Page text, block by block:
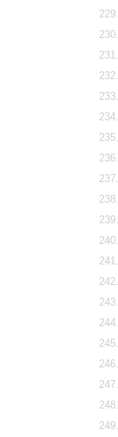
229.
230.
231.
232.
233.
234.
235.
236.
237.
238.
239.
240.
241.
242.
243.
244.
245.
246.
247.
248.
249.